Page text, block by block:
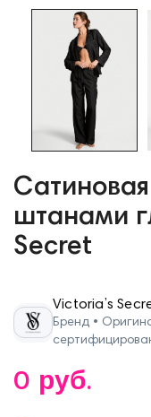
штанами
Secret
Victoria’s
Бренд •
0 руб.